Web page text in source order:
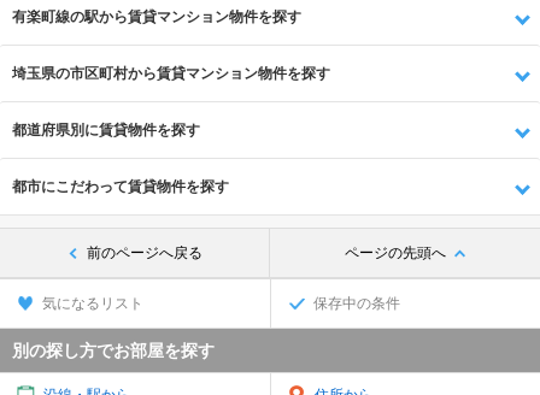
有楽町線の駅から賃貸マンション物件を探す
埼玉県の市区町村から賃貸マンション物件を探す
都道府県別に賃貸物件を探す
都市にこだわって賃貸物件を探す
前のページへ戻る ページの先頭へ
気になるリスト 保存中の条件
別の探し方でお部屋を探す